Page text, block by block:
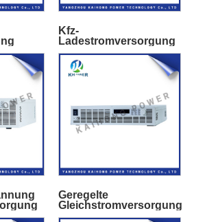
Kfz-
Ladestromversorgung
Geregelte
Gleichstromversorgung
mit hoher Leistung